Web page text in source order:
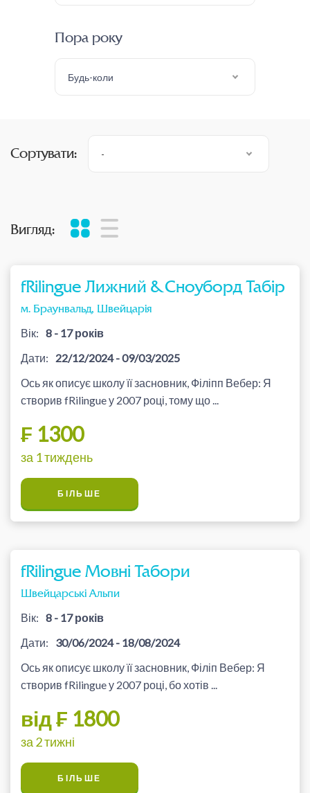
Пора року
Будь-коли
Сортувати: -
Вигляд:
fRilingue Лижний & Сноуборд Табір
м. Браунвальд, Швейцарія
Вік: 8 - 17 років
Дати:
22/12/2024 - 09/03/2025
Ось як описує школу її засновник, Філіпп Вебер: Я
створив fRilingue у 2007 році, тому що ...
₣ 1300
за 1 тиждень
БІЛЬШЕ
fRilingue Мовні Табори
Швейцарські Альпи
Вік: 8 - 17 років
Дати:
30/06/2024 - 18/08/2024
Ось як описує школу її засновник, Філіп Вебер: Я
створив fRilingue у 2007 році, бо хотів ...
від ₣ 1800
за 2 тижні
БІЛЬШЕ